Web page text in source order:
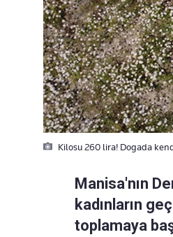
Kilosu 260 lira! Dogada
Manisa'nın
kadınların
toplamaya